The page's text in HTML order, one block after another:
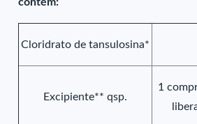
Cloridrato de tansulosina*
Excipiente** qsp.
1